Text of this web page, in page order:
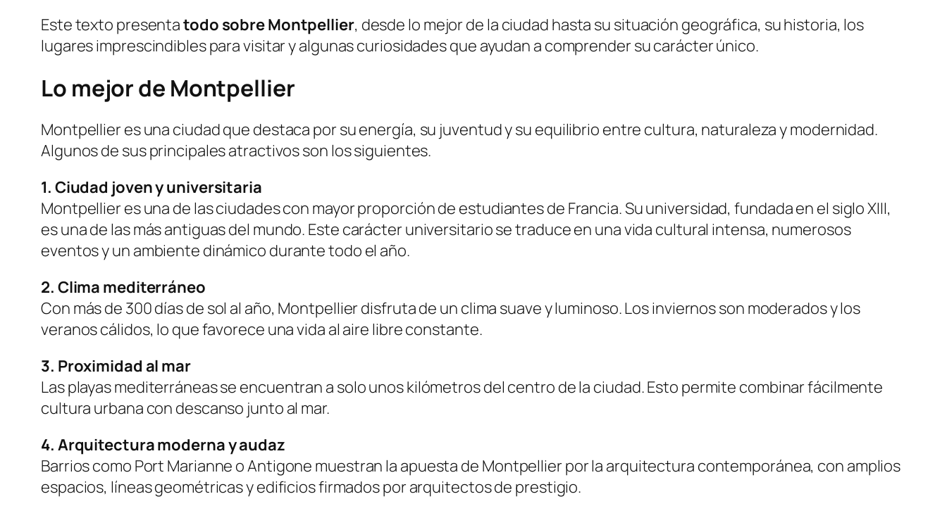
Este texto presentatodo sobre Montpellier, desde lo mejor de la ciudad hasta su situación geográfica, su historia, los
lugares imprescindibles para visitar y algunas curiosidades que ayudan a comprender su carácter único.
Lo mejor de Montpellier
Montpellier es una ciudad que destaca por su energía, su juventud y su equilibrio entre cultura, naturaleza y modernidad.
Algunos de sus principales atractivos son los siguientes.
1. Ciudad joven y universitaria
Montpellier es una de las ciudades con mayor proporción de estudiantes de Francia. Su universidad, fundada en el siglo XIII,
es una de las más antiguas del mundo. Este carácter universitario se traduce en una vida cultural intensa, numerosos
eventos y un ambiente dinámico durante todo el año.
2. Clima mediterráneo
Con más de 300 días de sol al año, Montpellier disfruta de un clima suave y luminoso. Los inviernos son moderados y los
veranos cálidos, lo que favorece una vida al aire libre constante.
3. Proximidad al mar
Las playas mediterráneas se encuentran a solo unos kilómetros del centro de la ciudad. Esto permite combinar fácilmente
cultura urbana con descanso junto al mar.
4. Arquitectura moderna y audaz
Barrios como Port Marianne o Antigone muestran la apuesta de Montpellier por la arquitectura contemporánea, con amplios
espacios, líneas geométricas y edificios firmados por arquitectos de prestigio.